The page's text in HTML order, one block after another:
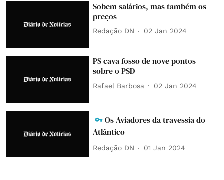
Sobem salários, mas também os
preços
Redação DN 02 Jan 2024
PS cava fosso de nove pontos
sobre o PSD
Rafael Barbosa 02 Jan 2024
Os Aviadores da travessia do
Atlântico
Redação DN 01 Jan 2024